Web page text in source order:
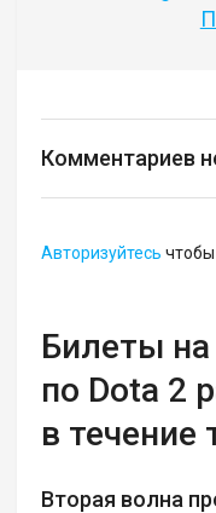
Комментариев
Авторизуйтесь
Билеты
по Dota 2
в течение
Вторая волна